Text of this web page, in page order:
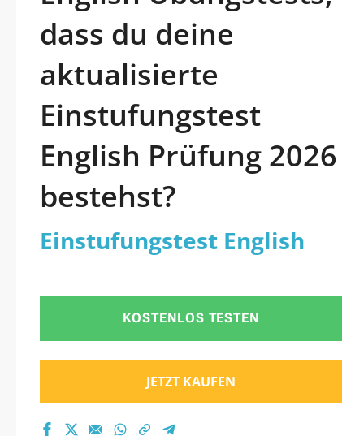
dass du deine
aktualisierte
Einstufungstest
English Prüfung 2026
bestehst?
Einstufungstest English
KOSTENLOS TESTEN
JETZT KAUFEN